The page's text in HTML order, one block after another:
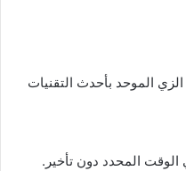
الموحد بأحدث التقنيات
المحدد دون تأخير.